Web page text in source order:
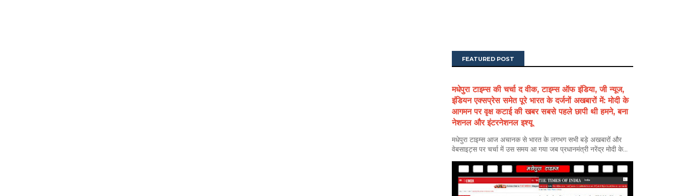
FEATURED POST
मधेपुरा टाइम्स की चर्चा द वीक, टाइम्स ऑफ इंडिया, जी न्यूज,
इंडियन एक्सप्रेस समेत पूरे भारत के दर्जनों अखबारों में: मोदी के
आगमन पर वृक्ष कटाई की खबर सबसे पहले छापी थी हमने, बना
नेशनल और इंटरनेशनल इश्यू
मधेपुरा टाइम्स आज अचानक से भारत के लगभग सभी बड़े अखबारों और
वेबसाइट्स पर चर्चा में उस समय आ गया जब प्रधानमंत्री नरेंद्र मोदी के...